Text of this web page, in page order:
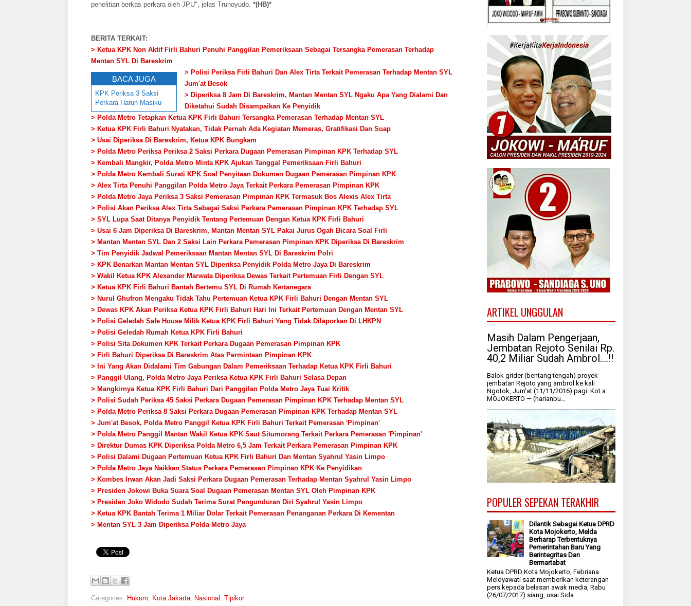
penelitian berkas perkara oleh JPU", jelas Trunoyudo. *(HB)*
BERITA TERKAIT:
> Ketua KPK Non Aktif Firli Bahuri Penuhi Panggilan Pemeriksaan Sebagai Tersangka Pemerasan Terhadap
Mentan SYL Di Bareskrim
BACA JUGA
KPK Periksa 3 Saksi
Perkara Harun Masiku
> Polisi Periksa Firli Bahuri Dan Alex Tirta Terkait Pemerasan Terhadap Mentan SYL
Jum'at Besok
> Diperiksa 8 Jam Di Bareskrim, Mantan Mentan SYL Ngaku Apa Yang Dialami Dan
Diketahui Sudah Disampaikan Ke Penyidik
> Polda Metro Tetapkan Ketua KPK Firli Bahuri Tersangka Pemerasan Terhadap Mentan SYL
> Ketua KPK Firli Bahuri Nyatakan, Tidak Pernah Ada Kegiatan Memeras, Gratifikasi Dan Suap
> Usai Diperiksa Di Bareskrim, Ketua KPK Bungkam
> Polda Metro Periksa Periksa 2 Saksi Perkara Dugaan Pemerasan Pimpinan KPK Terhadap SYL
> Kembali Mangkir, Polda Metro Minta KPK Ajukan Tanggal Pemeriksaan Firli Bahuri
> Polda Metro Kembali Surati KPK Soal Penyitaan Dokumen Dugaan Pemerasan Pimpinan KPK
> Alex Tirta Penuhi Panggilan Polda Metro Jaya Terkait Perkara Pemerasan Pimpinan KPK
> Polda Metro Jaya Periksa 3 Saksi Pemerasan Pimpinan KPK Termasuk Bos Alexis Alex Tirta
> Polisi Akan Periksa Alex Tirta Sebagai Saksi Perkara Pemerasan Pimpinan KPK Terhadap SYL
> SYL Lupa Saat Ditanya Penyidik Tentang Pertemuan Dengan Ketua KPK Firli Bahuri
> Usai 6 Jam Diperiksa Di Bareskrim, Mantan Mentan SYL Pakai Jurus Ogah Bicara Soal Firli
> Mantan Mentan SYL Dan 2 Saksi Lain Perkara Pemerasan Pimpinan KPK Diperiksa Di Bareskrim
> Tim Penyidik Jadwal Pemeriksaan Mantan Mentan SYL Di Bareskrim Polri
> KPK Benarkan Mantan Mentan SYL Diperiksa Penyidik Polda Metro Jaya Di Bareskrim
> Wakil Ketua KPK Alexander Marwata Diperiksa Dewas Terkait Pertemuan Firli Dengan SYL
> Ketua KPK Firli Bahuri Bantah Bertemu SYL Di Rumah Kertanegara
> Nurul Ghufron Mengaku Tidak Tahu Pertemuan Ketua KPK Firli Bahuri Dengan Mentan SYL
> Dewas KPK Akan Periksa Ketua KPK Firli Bahuri Hari Ini Terkait Pertemuan Dengan Mentan SYL
> Polisi Geledah Safe House Milik Ketua KPK Firli Bahuri Yang Tidak Dilaporkan Di LHKPN
> Polisi Geledah Rumah Ketua KPK Firli Bahuri
> Polisi Sita Dokumen KPK Terkait Perkara Dugaan Pemerasan Pimpinan KPK
> Firli Bahuri Diperiksa Di Bareskrim Atas Permintaan Pimpinan KPK
> Ini Yang Akan Didalami Tim Gabungan Dalam Pemeriksaan Terhadap Ketua KPK Firli Bahuri
> Panggil Ulang, Polda Metro Jaya Periksa Ketua KPK Firli Bahuri Selasa Depan
> Mangkirnya Ketua KPK Firli Bahuri Dari Panggilan Polda Metro Jaya Tuai Kritik
> Polisi Sudah Periksa 45 Saksi Perkara Dugaan Pemerasan Pimpinan KPK Terhadap Mentan SYL
> Polda Metro Periksa 8 Saksi Perkara Dugaan Pemerasan Pimpinan KPK Terhadap Mentan SYL
> Jum'at Besok, Polda Metro Panggil Ketua KPK Firli Bahuri Terkait Pemerasan 'Pimpinan'
> Polda Metro Panggil Mantan Wakil Ketua KPK Saut Situmorang Terkait Perkara Pemerasan 'Pimpinan'
> Direktur Dumas KPK Diperiksa Polda Metro 6,5 Jam Terkait Perkara Pemerasan Pimpinan KPK
> Polisi Dalami Dugaan Pertemuan Ketua KPK Firli Bahuri Dan Mentan Syahrul Yasin Limpo
> Polda Metro Jaya Naikkan Status Perkara Pemerasan Pimpinan KPK Ke Penyidikan
> Kombes Irwan Akan Jadi Saksi Perkara Dugaan Pemerasan Terhadap Mentan Syahrul Yasin Limpo
> Presiden Jokowi Buka Suara Soal Dugaan Pemerasan Mentan SYL Oleh Pimpinan KPK
> Presiden Joko Widodo Sudah Terima Surat Pengunduran Diri Syahrul Yasin Limpo
> Ketua KPK Bantah Terima 1 Miliar Dolar Terkait Pemerasan Penanganan Perkara Di Kementan
> Mentan SYL 3 Jam Diperiksa Polda Metro Jaya
Categories: Hukum Kota Jakarta Nasional Tipikor
ARTIKEL UNGGULAN
Masih Dalam Pengerjaan,
Jembatan Rejoto Senilai Rp.
40,2 Miliar Sudah Ambrol....!!
Balok grider (bentang tengah) proyek
jembatan Rejoto yang ambrol ke kali
Ngotok, Jum'at (11/11/2016) pagi. Kot a
MOJOKERTO — (harianbu...
POPULER SEPEKAN TERAKHIR
Dilantik Sebagai Ketua DPRD
Kota Mojokerto, Melda
Berharap Terbentuknya
Pemerintahan Baru Yang
Berintegritas Dan
Bermartabat
Ketua DPRD Kota Mojokerto, Febriana
Meldyawati saat memberikan keterangan
pers kepada belasan awak media, Rabu
(26/07/2017) siang, usai Sida...